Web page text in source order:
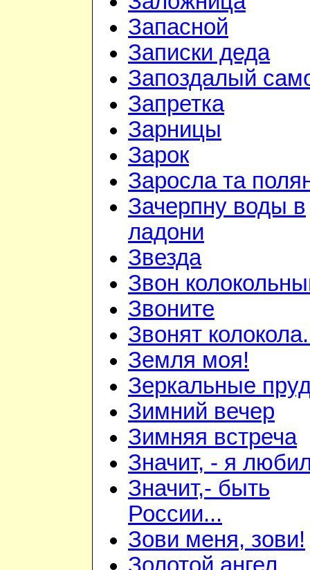
Запасной
Записки деда
Запоздалый
Запретка
Зарницы
Зарок
Заросла та
Зачерпну воды в
ладони
Звезда
Звон
Звоните
Звонят
Земля моя!
Зеркальные
Зимний вечер
Зимняя встреча
Значит, - я
Значит,- быть
России...
Зови меня, зови!